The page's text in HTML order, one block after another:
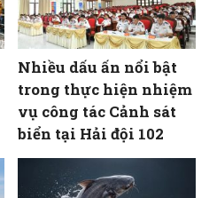
Nhiều dấu ấn nổi bật
trong thực hiện nhiệm
vụ công tác Cảnh sát
biển tại Hải đội 102